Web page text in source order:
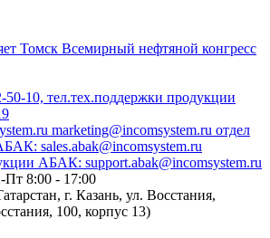
Томск Всемирный нефтяной конгресс
50-10, тел.тех.поддержки продукции
marketing@incomsystem.ru отдел
sales.abak@incomsystem.ru
АБАК: support.abak@incomsystem.ru
8:00 - 17:00
г. Казань, ул. Восстания,
100, корпус 13)